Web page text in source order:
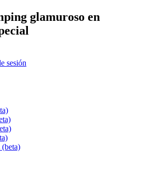
glamuroso en
sesión
(beta)